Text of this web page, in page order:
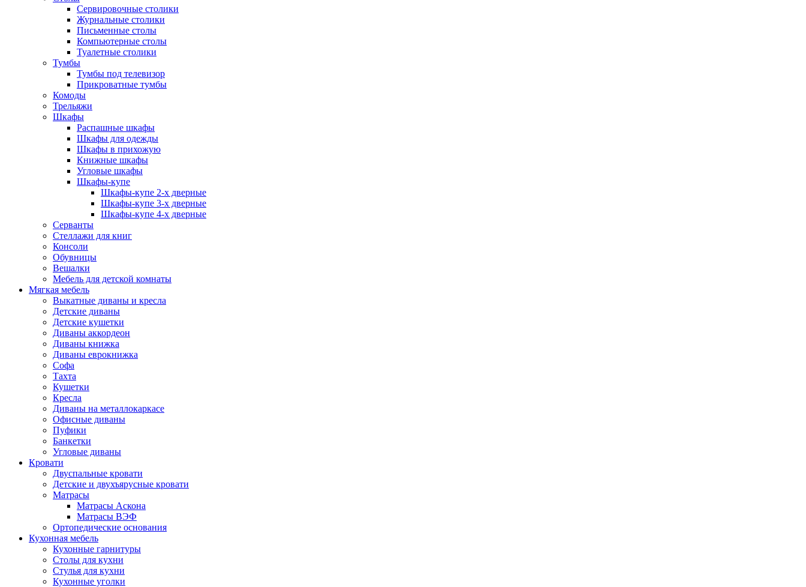
Сервировочные столики
Журнальные столики
Письменные столы
Компьютерные столы
Туалетные столики
Тумбы
Тумбы под телевизор
Прикроватные тумбы
Комоды
Трельяжи
Шкафы
Распашные шкафы
Шкафы для одежды
Шкафы в прихожую
Книжные шкафы
Угловые шкафы
Шкафы-купе
Шкафы-купе 2-x дверные
Шкафы-купе 3-х дверные
Шкафы-купе 4-х дверные
Серванты
Стеллажи для книг
Консоли
Обувницы
Вешалки
Мебель для детской комнаты
Мягкая мебель
Выкатные диваны и кресла
Детские диваны
Детские кушетки
Диваны аккордеон
Диваны книжка
Диваны еврокнижка
Софа
Тахта
Кушетки
Кресла
Диваны на металлокаркасе
Офисные диваны
Пуфики
Банкетки
Угловые диваны
Кровати
Двуспальные кровати
Детские и двухъярусные кровати
Матрасы
Матрасы Аскона
Матрасы ВЭФ
Ортопедические основания
Кухонная мебель
Кухонные гарнитуры
Столы для кухни
Стулья для кухни
Кухонные уголки